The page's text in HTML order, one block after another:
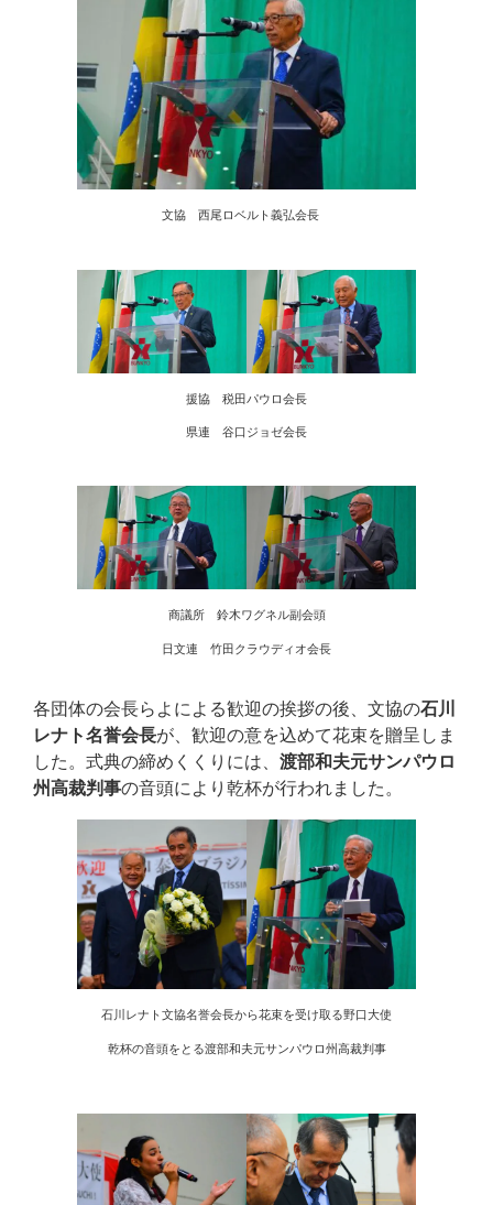
文協 西尾ロベルト義弘会長
援協 税田パウロ会長
県連 谷口ジョゼ会長
商議所 鈴木ワグネル副会頭
日文連 竹田クラウディオ会長
各団体の会長らよによる歓迎の挨拶の後、文協の石川
レナト名誉会長が、歓迎の意を込めて花束を贈呈しま
した。式典の締めくくりには、 渡部和夫元サンパウロ
州高裁判事の音頭により乾杯が行われました。
石川レナト文協名誉会長から花束を受け取る野口大使
乾杯の音頭をとる渡部和夫元サンパウロ州高裁判事